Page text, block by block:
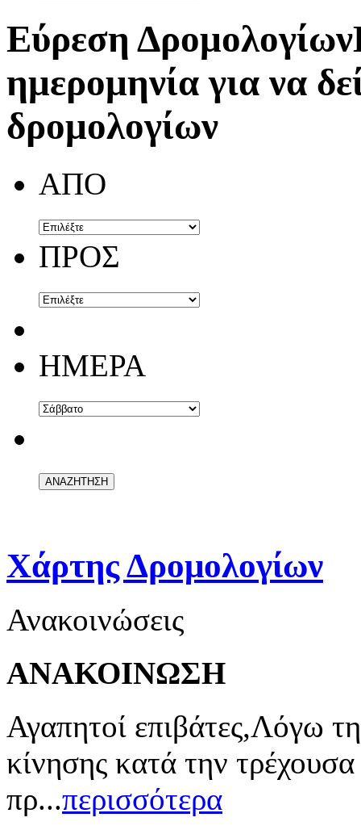
Εύρεση Δρομολογίων
ημερομηνία για να
δρομολογίων
ΑΠΟ
ΠΡΟΣ
ΗΜΕΡΑ
Χάρτης Δρομολογίων
Ανακοινώσεις
ΑΝΑΚΟΙΝΩΣΗ
Αγαπητοί επιβάτες,Λόγω
κίνησης κατά την
πρ...περισσότερα